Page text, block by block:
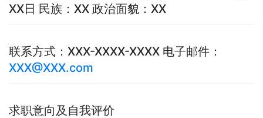
XX日 民族：XX 政治面貌：XX
联系方式：XXX-XXXX-XXXX 电子邮件：
XXX@XXX.com
求职意向及自我评价